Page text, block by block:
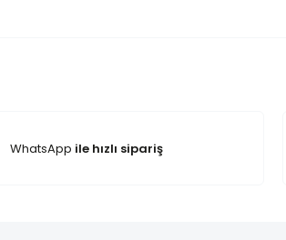
WhatsApp ile hızlı sipariş